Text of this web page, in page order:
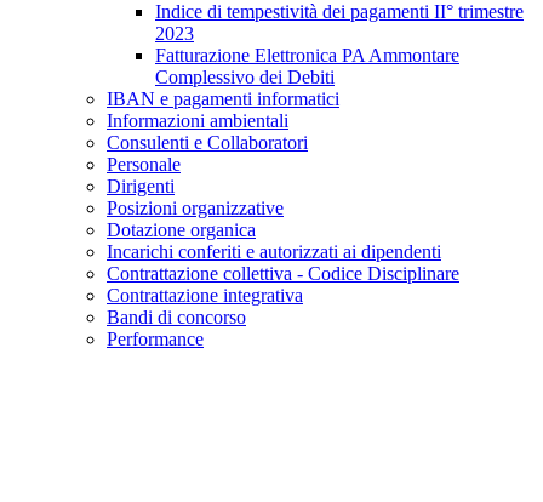
Indice di tempestività dei pagamenti II° trimestre
2023
Fatturazione Elettronica PA Ammontare
Complessivo dei Debiti
IBAN e pagamenti informatici
Informazioni ambientali
Consulenti e Collaboratori
Personale
Dirigenti
Posizioni organizzative
Dotazione organica
Incarichi conferiti e autorizzati ai dipendenti
Contrattazione collettiva - Codice Disciplinare
Contrattazione integrativa
Bandi di concorso
Performance